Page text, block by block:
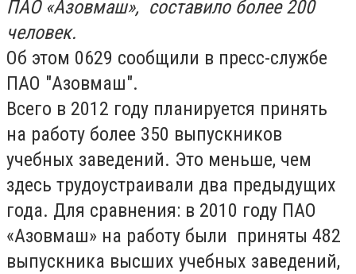
ПАО «Азовмаш», составило более 200
человек.
Об этом 0629 сообщили в пресс-службе
ПАО "Азовмаш".
Всего в 2012 году планируется принять
на работу более 350 выпускников
учебных заведений. Это меньше, чем
здесь трудоустраивали два предыдущих
года. Для сравнения: в 2010 году ПАО
«Азовмаш» на работу были приняты 482
выпускника высших учебных заведений,